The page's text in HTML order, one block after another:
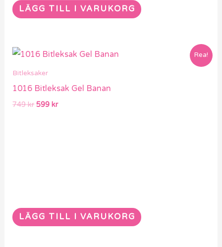
LÄGG TILL I VARUKORG
Rea!
Bitleksaker
1016 Bitleksak Gel Banan
749kr
Det
priset
749 kr.
599kr
Det
599 kr.
LÄGG TILL I VARUKORG